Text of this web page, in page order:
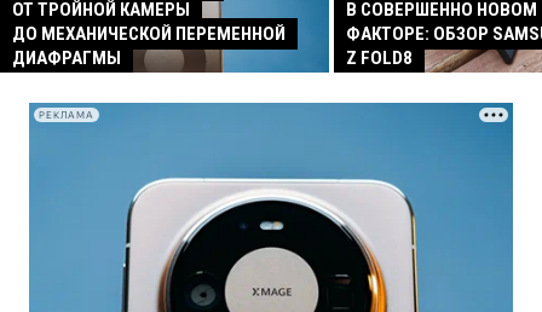
ОТ ТРОЙНОЙ КАМЕРЫ
ДО МЕХАНИЧЕСКОЙ ПЕРЕМЕННОЙ
ДИАФРАГМЫ
В СОВЕРШЕННО
ФАКТОРЕ: ОБЗОР
Z FOLD8
РЕКЛАМА